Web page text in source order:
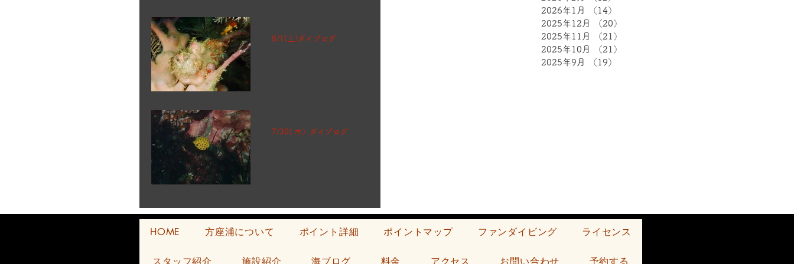
8/1(土)ダイブログ
7/30( 木）ダイブログ
2026年1月
（14）
2025年12月
（20）
2025年11月
（21）
2025年10月
（21）
2025年9月
（19）
HOME 方座浦について ポイント詳細 ポイントマップ ファンダイビング ライセンス
スタッフ紹介 施設紹介 海ブログ 料金 アクセス お問い合わせ 予約する